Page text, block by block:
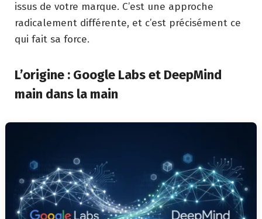
issus de votre marque. C’est une approche
radicalement différente, et c’est précisément ce
qui fait sa force.
L’origine : Google Labs et DeepMind
main dans la main